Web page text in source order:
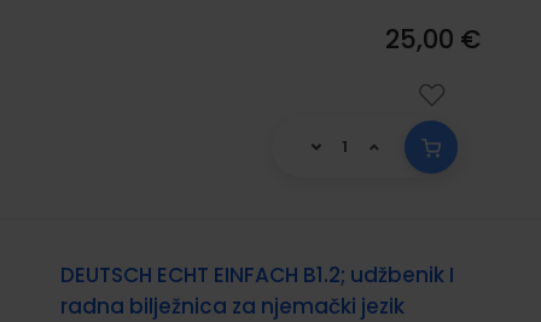
25,00 €
DEUTSCH ECHT EINFACH B1.2; udžbenik I
radna bilježnica za njemački jezik